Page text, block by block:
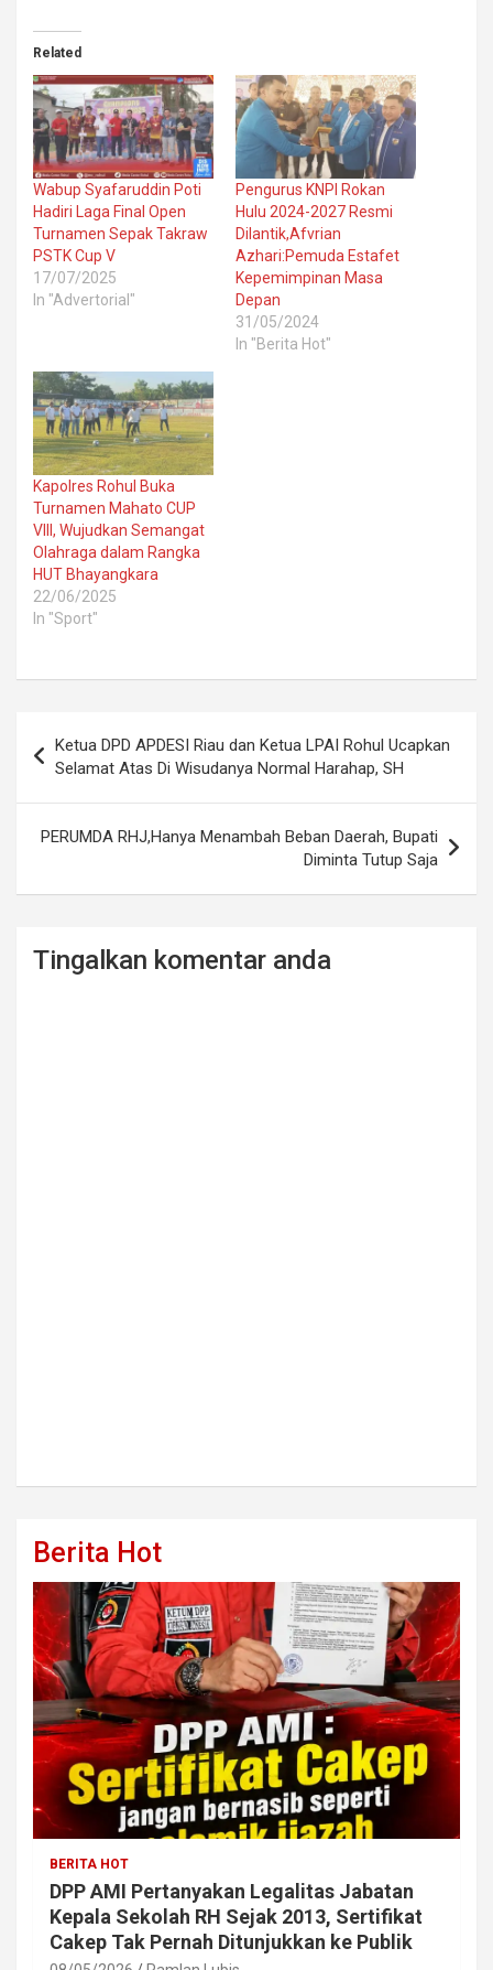
Related
Wabup Syafaruddin Poti
Hadiri Laga Final Open
Turnamen Sepak Takraw
PSTK Cup V
17/07/2025
In "Advertorial"
Pengurus KNPI Rokan
Hulu 2024-2027 Resmi
Dilantik,Afvrian
Azhari:Pemuda Estafet
Kepemimpinan Masa
Depan
31/05/2024
In "Berita Hot"
Kapolres Rohul Buka
Turnamen Mahato CUP
VIII, Wujudkan Semangat
Olahraga dalam Rangka
HUT Bhayangkara
22/06/2025
In "Sport"
navigation
Ketua DPD APDESI Riau dan Ketua LPAI Rohul Ucapkan
Selamat Atas Di Wisudanya Normal Harahap, SH
PERUMDA RHJ,Hanya Menambah Beban Daerah, Bupati
Diminta Tutup Saja
Tingalkan komentar anda
Berita Hot
BERITA HOT
DPP AMI Pertanyakan Legalitas Jabatan
Kepala Sekolah RH Sejak 2013, Sertifikat
Cakep Tak Pernah Ditunjukkan ke Publik